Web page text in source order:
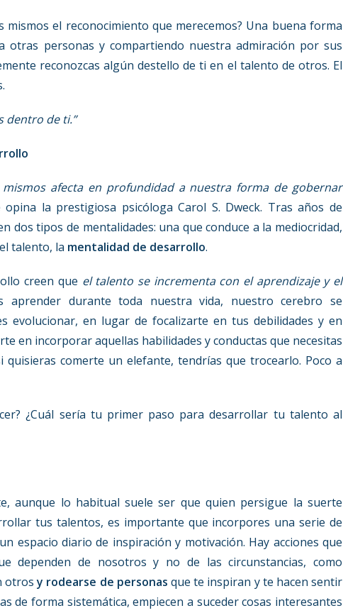
mismos el reconocimiento que merecemos? Una buena forma
otras personas y compartiendo nuestra admiración por sus
reconozcas algún destello de ti en el talento de otros. El
dentro de ti.”
afecta en profundidad a nuestra forma de gobernar
la prestigiosa psicóloga Carol S. Dweck. Tras años de
dos tipos de mentalidades: una que conduce a la mediocridad,
talento, la mentalidad de desarrollo.
creen que el talento se incrementa con el aprendizaje y el
aprender durante toda nuestra vida, nuestro cerebro se
evolucionar, en lugar de focalizarte en tus debilidades y en
en incorporar aquellas habilidades y conductas que necesitas
comerte un elefante, tendrías que trocearlo. Poco a
¿Cuál sería tu primer paso para desarrollar tu talento al
aunque lo habitual suele ser que quien persigue la suerte
tus talentos, es importante que incorpores una serie de
espacio diario de inspiración y motivación. Hay acciones que
dependen de nosotros y no de las circunstancias, como
otrosy rodearse de personas que te inspiran y te hacen sentir
de forma sistemática, empiecen a suceder cosas interesantes